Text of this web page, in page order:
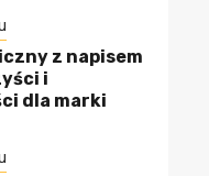
z napisem
i
dla marki